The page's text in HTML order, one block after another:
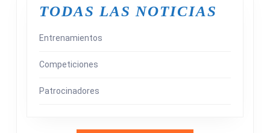
TODAS LAS NOTICIAS
Entrenamientos
Competiciones
Patrocinadores